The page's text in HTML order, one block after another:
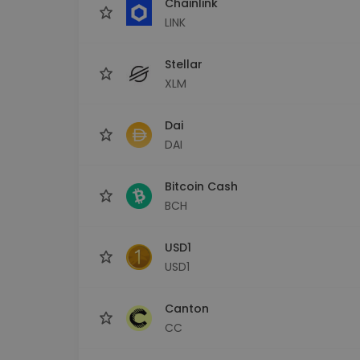
LINK
Stellar
XLM
Dai
DAI
Bitcoin Cash
BCH
USD1
USD1
Canton
CC